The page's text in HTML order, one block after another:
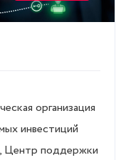
организация
инвестиций
Центр поддержки